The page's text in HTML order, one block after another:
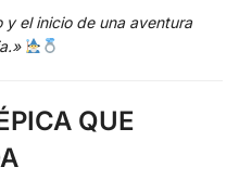
y el inicio de una aventura
QUE